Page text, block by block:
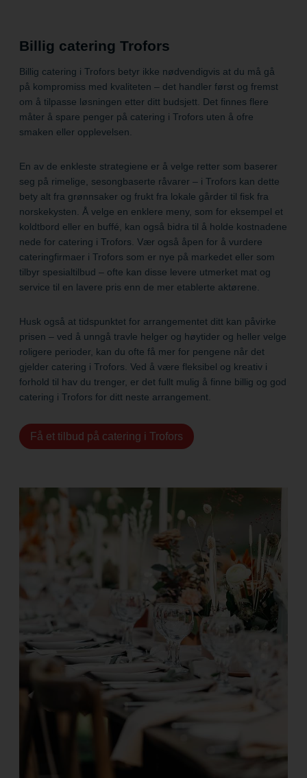
Billig catering Trofors
Billig catering i Trofors betyr ikke nødvendigvis at du må gå
på kompromiss med kvaliteten – det handler først og fremst
om å tilpasse løsningen etter ditt budsjett. Det finnes flere
måter å spare penger på catering i Trofors uten å ofre
smaken eller opplevelsen.
En av de enkleste strategiene er å velge retter som baserer
seg på rimelige, sesongbaserte råvarer – i Trofors kan dette
bety alt fra grønnsaker og frukt fra lokale gårder til fisk fra
norskekysten. Å velge en enklere meny, som for eksempel et
koldtbord eller en buffé, kan også bidra til å holde kostnadene
nede for catering i Trofors. Vær også åpen for å vurdere
cateringfirmaer i Trofors som er nye på markedet eller som
tilbyr spesialtilbud – ofte kan disse levere utmerket mat og
service til en lavere pris enn de mer etablerte aktørene.
Husk også at tidspunktet for arrangementet ditt kan påvirke
prisen – ved å unngå travle helger og høytider og heller velge
roligere perioder, kan du ofte få mer for pengene når det
gjelder catering i Trofors. Ved å være fleksibel og kreativ i
forhold til hav du trenger, er det fullt mulig å finne billig og god
catering i Trofors for ditt neste arrangement.
Få et tilbud på catering i Trofors